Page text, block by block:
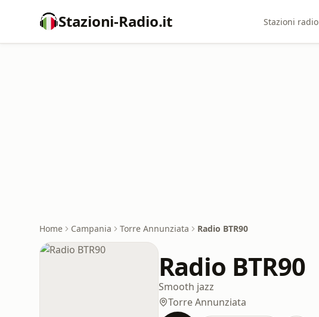
Stazioni-Radio.it Stazioni radio
Home Campania Torre Annunziata Radio BTR90
Radio BTR90
Smooth jazz
Torre Annunziata